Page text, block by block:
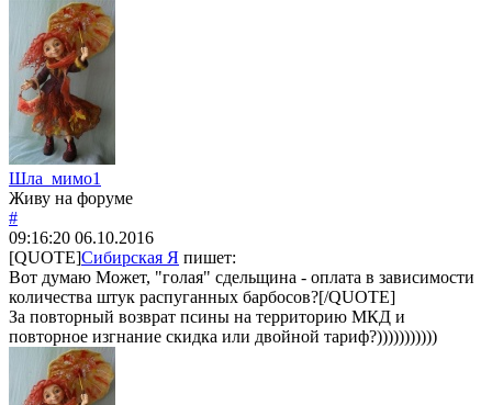
Шла_мимо1
Живу на форуме
#
09:16:20 06.10.2016
[QUOTE]Сибирская Я пишет:
Вот думаю Может, "голая" сдельщина - оплата в зависимости
количества штук распуганных барбосов?[/QUOTE]
За повторный возврат псины на территорию МКД и
повторное изгнание скидка или двойной тариф?)))))))))))